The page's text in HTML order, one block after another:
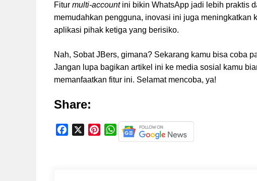
Fitur multi-accountini bikin WhatsApp jadi lebih praktis
memudahkan pengguna, inovasi ini juga meningkatkan
aplikasi pihak ketiga yang berisiko.
Nah, Sobat JBers, gimana? Sekarang kamu bisa coba
Jangan lupa bagikan artikel ini ke media sosial kamu
memanfaatkan fitur ini. Selamat mencoba, ya!
Share:
W
h